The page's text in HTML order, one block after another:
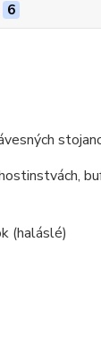
6
(haláslé)